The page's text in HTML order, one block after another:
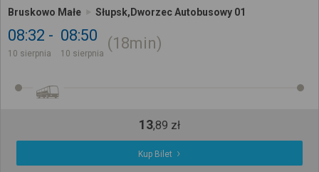
Bruskowo Małe Słupsk,Dworzec Autobusowy 01
08:32
10 sierpnia
08:50
10 sierpnia
18min
13,89 zł
Kup Bilet